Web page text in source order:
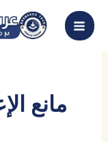
تخطي
إلى
مانع